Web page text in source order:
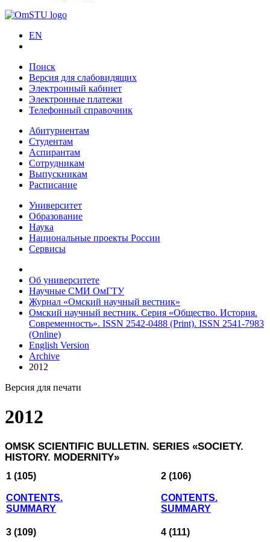
EN
Поиск
Версия для слабовидящих
Электронный кабинет
Электронные платежи
Телефонный справочник
Абитуриентам
Студентам
Аспирантам
Сотрудникам
Выпускникам
Расписание
Университет
Образование
Наука
Национальные проекты России
Сервисы
Об университете
Научные СМИ ОмГТУ
Журнал «Омский научный вестник»
Омский научный вестник. Серия «Общество. История.
Современность». ISSN 2542-0488 (Print). ISSN 2541-7983
(Online)
English Version
Archive
2012
Версия для печати
2012
OMSK SCIENTIFIC BULLETIN. SERIES «SOCIETY.
HISTORY. MODERNITY»
1 (105)
CONTENTS.
SUMMARY
2 (106)
CONTENTS.
SUMMARY
3 (109) 4 (111)